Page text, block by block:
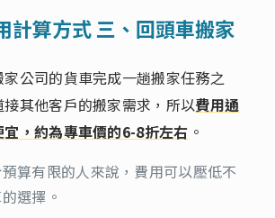
計算方式 三、回頭車搬家
公司的貨車完成一趟搬家任務之
其他客戶的搬家需求，所以費用通
，約為專車價的6-8折左右 。
算有限的人來說，費用可以壓低不
選擇。